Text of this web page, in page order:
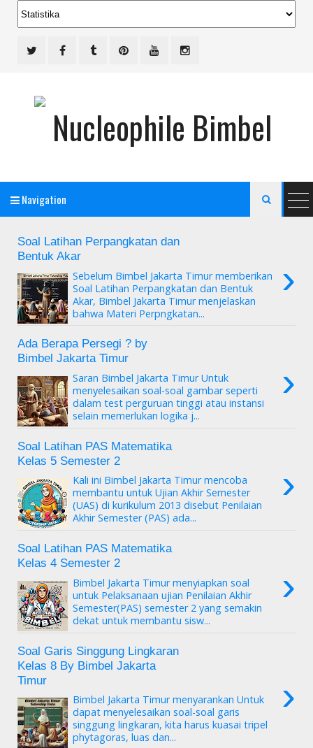
Navigation 
Soal Latihan Perpangkatan dan
Bentuk Akar
›
Sebelum Bimbel Jakarta Timur memberikan
Soal Latihan Perpangkatan dan Bentuk
Akar, Bimbel Jakarta Timur menjelaskan
bahwa Materi Perpngkatan...
Ada Berapa Persegi ? by
Bimbel Jakarta Timur
›
Saran Bimbel Jakarta Timur Untuk
menyelesaikan soal-soal gambar seperti
dalam test perguruan tinggi atau instansi
selain memerlukan logika j...
Soal Latihan PAS Matematika
Kelas 5 Semester 2
›
Kali ini Bimbel Jakarta Timur mencoba
membantu untuk Ujian Akhir Semester
(UAS) di kurikulum 2013 disebut Penilaian
Akhir Semester (PAS) ada...
Soal Latihan PAS Matematika
Kelas 4 Semester 2
›
Bimbel Jakarta Timur menyiapkan soal
untuk Pelaksanaan ujian Penilaian Akhir
Semester(PAS) semester 2 yang semakin
dekat untuk membantu sisw...
Soal Garis Singgung Lingkaran
Kelas 8 By Bimbel Jakarta
Timur
›
Bimbel Jakarta Timur menyarankan Untuk
dapat menyelesaikan soal-soal garis
singgung lingkaran, kita harus kuasai tripel
phytagoras, luas dan...